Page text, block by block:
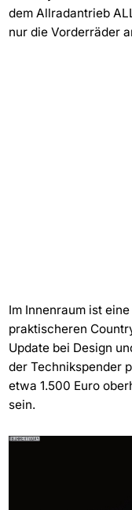
dem Allradantrieb
nur die Vorderräder
Im Innenraum ist
praktischeren
Update bei Design
der Technikspender
etwa 1.500 Euro
sein.